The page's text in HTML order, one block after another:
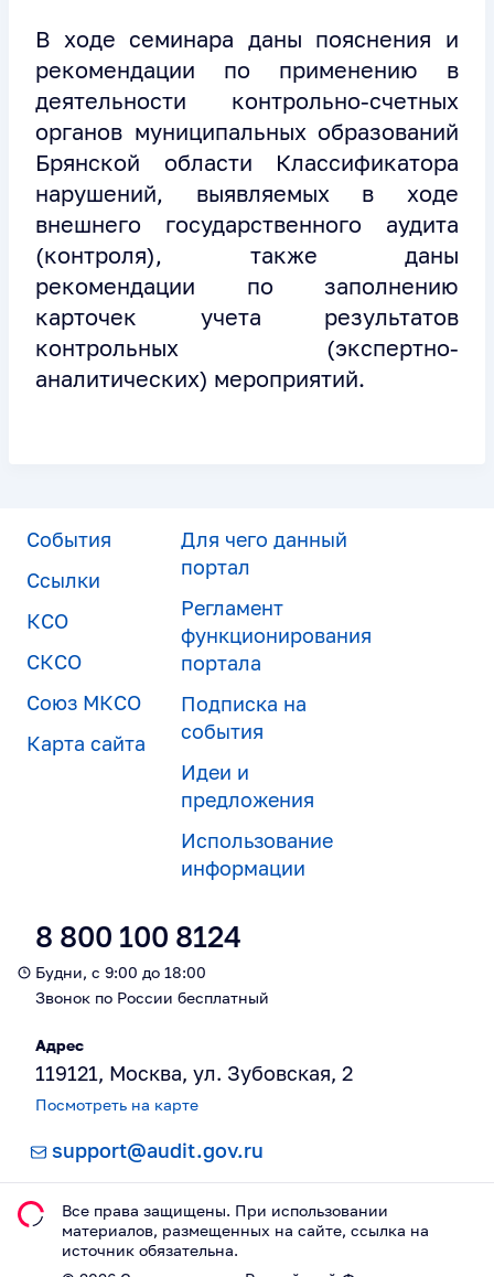
В ходе семинара даны пояснения и
рекомендации по применению в
деятельности контрольно-счетных
органов муниципальных образований
Брянской области Классификатора
нарушений, выявляемых в ходе
внешнего государственного аудита
(контроля), также даны
рекомендации по заполнению
карточек учета результатов
контрольных (экспертно-
аналитических) мероприятий.
События
Ссылки
КСО
СКСО
Союз МКСО
Карта сайта
Для чего данный
портал
Регламент
функционирования
портала
Подписка на
события
Идеи и
предложения
Использование
информации
8 800 100 8124
Будни, с 9:00 до 18:00
Звонок по России бесплатный
Адрес
119121, Москва, ул. Зубовская, 2
Посмотреть на карте
support@audit.gov.ru
Все права защищены. При использовании
материалов, размещeнных на сайте, ссылка на
источник обязательна.